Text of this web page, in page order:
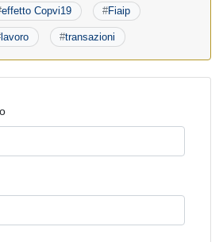
effetto Copvi19 #Fiaip
lavoro #transazioni